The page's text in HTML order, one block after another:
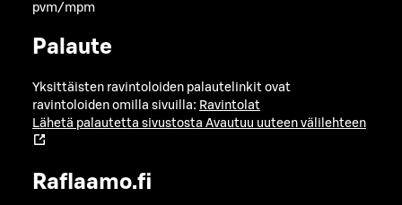
pvm/mpm
Palaute
Yksittäisten ravintoloiden palautelinkit ovat
ravintoloiden omilla sivuilla: Ravintolat
Lähetä palautetta sivustosta Avautuu uuteen välilehteen
Raflaamo.fi